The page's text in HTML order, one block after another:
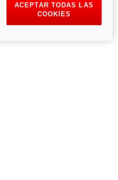
ACEPTAR TODAS LAS
COOKIES